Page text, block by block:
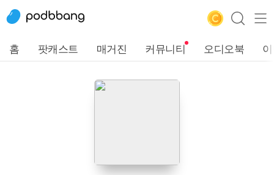
홈 팟캐스트 매거진 커뮤니티 오디오북